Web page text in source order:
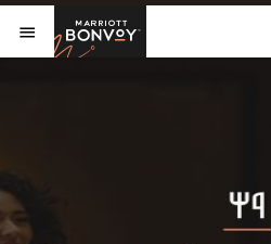
Skip to Content
メニューを開く
Marriott